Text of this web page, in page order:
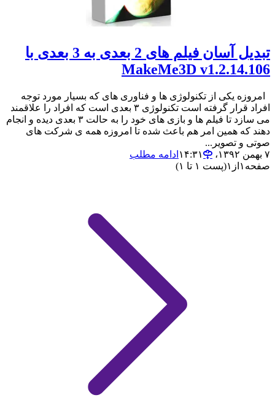
تبدیل آسان فیلم های 2 بعدی به 3 بعدی با
MakeMe3D v1.2.14.106
امروزه یکی از تکنولوژی ها و فناوری های که بسیار مورد توجه
افراد قرار گرفته است تکنولوژی ۳ بعدی است که افراد را علاقمند
می سازد تا فیلم ها و بازی های خود را به حالت ۳ بعدی دیده و انجام
دهند که همین امر هم باعث شده تا امروزه همه ی شرکت های
صوتی و تصویر...
۷ بهمن ۱۳۹۲،‏ ۱۴:۳۱
ادامه مطلب
صفحه ۱ از ۱(پست ۱ تا ۱)